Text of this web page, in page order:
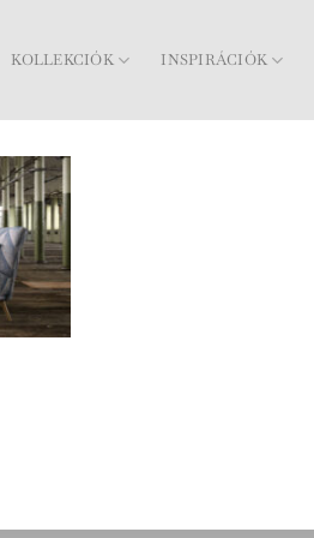
KOLLEKCIÓK INSPIRÁCIÓK